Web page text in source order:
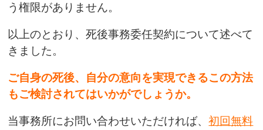
う権限がありません。
以上のとおり、死後事務委任契約について述べて
きました。
ご自身の死後、自分の意向を実現できるこの方法
もご検討されてはいかがでしょうか。
当事務所にお問い合わせいただければ、初回無料